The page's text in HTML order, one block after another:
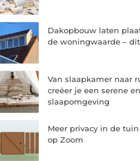
Dakopbouw laten
de woningwaarde –
Van slaapkamer naar
creëer je een serene
slaapomgeving
Meer privacy in de
op Zoom